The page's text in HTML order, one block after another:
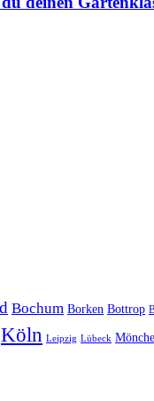
Bochum Borken Bottrop
Köln Leipzig Lübeck